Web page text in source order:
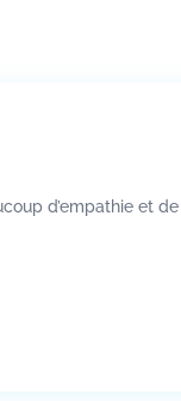
d’empathie et